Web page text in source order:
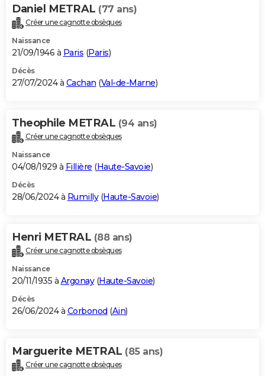
Daniel METRAL (77 ans)
Créer une cagnotte obsèques
Naissance
21/09/1946 à Paris (Paris)
Décès
27/07/2024 à Cachan (Val-de-Marne)
Theophile METRAL (94 ans)
Créer une cagnotte obsèques
Naissance
04/08/1929 à Fillière (Haute-Savoie)
Décès
28/06/2024 à Rumilly(Haute-Savoie)
Henri METRAL (88 ans)
Créer une cagnotte obsèques
Naissance
20/11/1935 à Argonay(Haute-Savoie)
Décès
26/06/2024 à Corbonod (Ain)
Marguerite METRAL (85 ans)
Créer une cagnotte obsèques